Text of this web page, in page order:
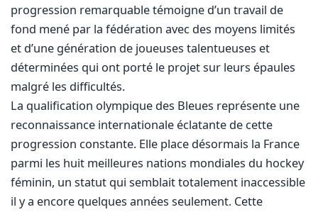
progression remarquable témoigne d’un travail de
fond mené par la fédération avec des moyens limités
et d’une génération de joueuses talentueuses et
déterminées qui ont porté le projet sur leurs épaules
malgré les difficultés.
La qualification olympique des Bleues représente une
reconnaissance internationale éclatante de cette
progression constante. Elle place désormais la France
parmi les huit meilleures nations mondiales du hockey
féminin, un statut qui semblait totalement inaccessible
il y a encore quelques années seulement. Cette